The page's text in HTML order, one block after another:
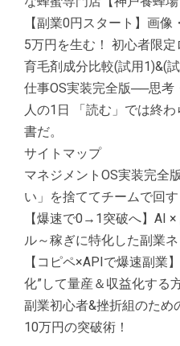
【副業0円スタート】画
5万円を生む！ 初心者限
育毛剤成分比較(試用1)&(
仕事OS実装完全版──思考
人の1日 「読む」では終
書だ。
サイトマップ
マネジメントOS実装完全
い」を捨ててチームで回す
【爆速で0→1突破へ】AI
ル～稼ぎに特化した副業
【コピペ×APIで爆速副業
化”して量産＆収益化する
副業初心者&挫折組のため
10万円の突破術！